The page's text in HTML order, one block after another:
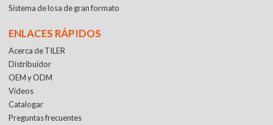
Sistema de losa de gran formato
ENLACES RÁPIDOS
Acerca de TILER
Distribuidor
OEM y ODM
Vídeos
Catalogar
Preguntas frecuentes